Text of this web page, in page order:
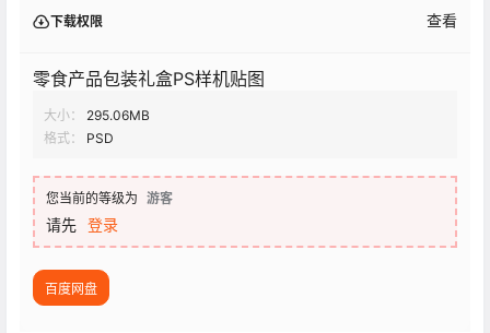
下载权限 查看
零食产品包装礼盒PS样机贴图
大小：
295.06MB
格式：
PSD
您当前的等级为 游客
请先 登录
百度网盘